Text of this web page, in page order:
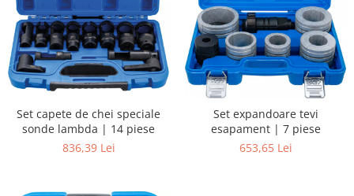
Set capete de chei speciale
sonde lambda | 14 piese
836,39 Lei
Set expandoare tevi
esapament | 7 piese
653,65 Lei